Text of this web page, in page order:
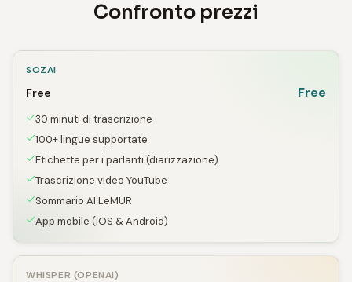
Confronto prezzi
SOZAI
Free Free
30 minuti di trascrizione
100+ lingue supportate
Etichette per i parlanti (diarizzazione)
Trascrizione video YouTube
Sommario AI LeMUR
App mobile (iOS & Android)
WHISPER (OPENAI)